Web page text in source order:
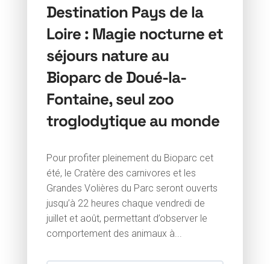
Destination Pays de la
Loire : Magie nocturne et
séjours nature au
Bioparc de Doué-la-
Fontaine, seul zoo
troglodytique au monde
Pour profiter pleinement du Bioparc cet
été, le Cratère des carnivores et les
Grandes Volières du Parc seront ouverts
jusqu’à 22 heures chaque vendredi de
juillet et août, permettant d’observer le
comportement des animaux à...